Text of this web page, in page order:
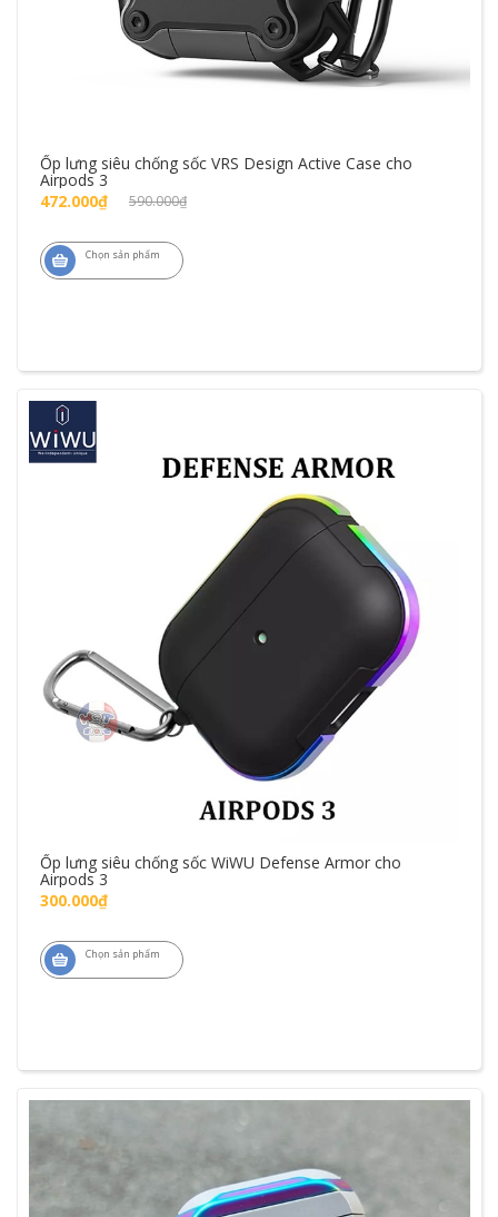
Ốp lưng siêu chống sốc VRS Design Active Case cho
Airpods 3
472.000₫
590.000₫
Chọn sản phẩm
Ốp lưng siêu chống sốc WiWU Defense Armor cho
Airpods 3
300.000₫
Chọn sản phẩm